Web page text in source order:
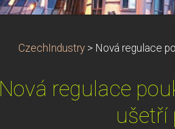
CzechIndustry > Nová regulace
Nová regulace